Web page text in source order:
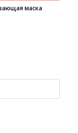
маска